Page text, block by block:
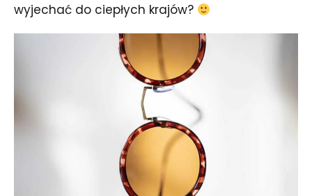
wyjechać do ciepłych krajów?